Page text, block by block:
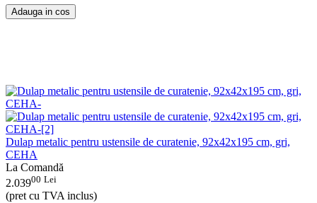
Adauga in cos
Dulap metalic pentru ustensile de curatenie, 92x42x195 cm, gri,
CEHA
La Comandă
2.03900 Lei
(pret cu TVA inclus)